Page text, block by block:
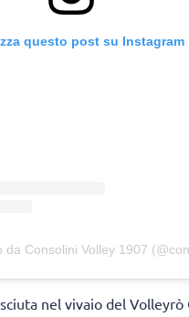
questo post su Instagram
nel vivaio del Volleyrò